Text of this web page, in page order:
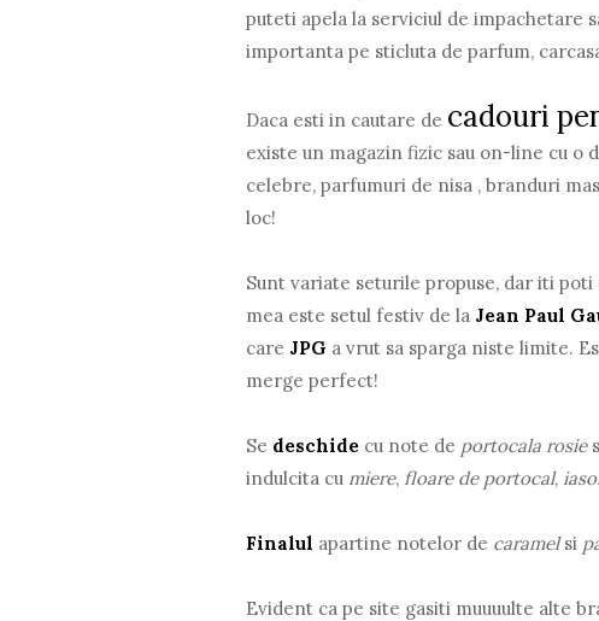
puteti apela la serviciul de impachetare
importanta pe sticluta de parfum,
Daca esti in cautare de cadouri
existe un magazin fizic sau on-line cu o
celebre, parfumuri de nisa , branduri
loc!
Sunt variate seturile propuse, dar iti
mea este setul festiv de la Jean Paul
care JPG a vrut sa sparga niste limite.
merge perfect!
Se deschide cu note de portocala rosie
indulcita cu miere, floare de portocal,
Finalul apartine notelor de caramelsi
Evident ca pe site gasiti muuuulte alte